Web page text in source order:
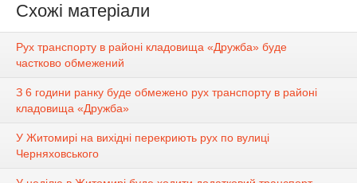
Схожі матеріали
Рух транспорту в районі кладовища «Дружба» буде
частково обмежений
З 6 години ранку буде обмежено рух транспорту в районі
кладовища «Дружба»
У Житомирі на вихідні перекриють рух по вулиці
Черняховського